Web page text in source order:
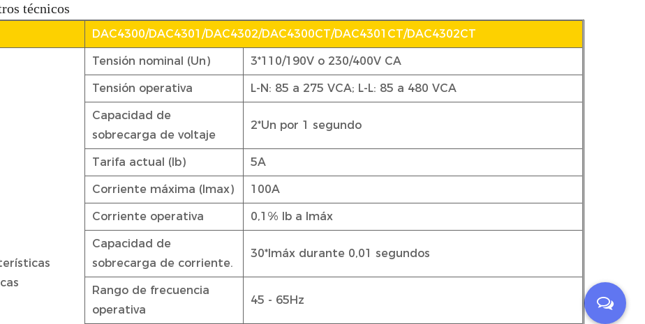
técnicos
DAC4300/DAC4301/DAC4302/DAC4300CT/DAC4301CT/DAC4302CT
Tensión nominal (Un) 3*110/190V o 230/400V CA
Tensión operativa L-N: 85 a 275 VCA; L-L: 85 a 480 VCA
Capacidad de
sobrecarga de voltaje
2*Un por 1 segundo
Tarifa actual (Ib) 5A
Corriente máxima (Imax) 100A
Corriente operativa 0,1% Ib a Imáx
Capacidad de
sobrecarga de corriente.
30*Imáx durante 0,01 segundos
Rango de frecuencia
operativa
45 - 65Hz